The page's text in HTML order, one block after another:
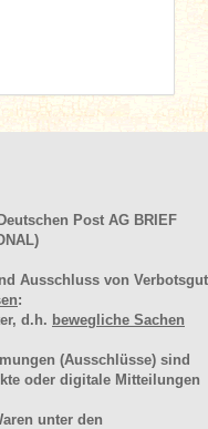
Post AG BRIEF
Ausschluss von Verbotsgut
:
d.h. bewegliche Sachen
(Ausschlüsse) sind
oder digitale Mitteilungen
unter den